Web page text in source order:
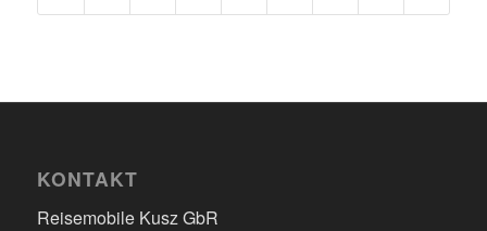
KONTAKT
Reisemobile Kusz GbR